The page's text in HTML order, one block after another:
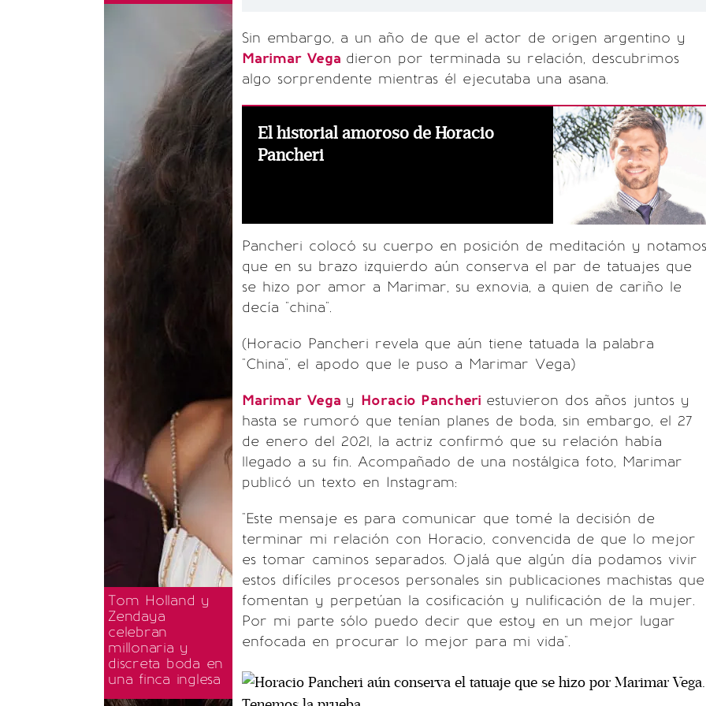
Tom Holland y
Zendaya
celebran
millonaria y
discreta boda en
una finca inglesa
Sin embargo, a un año de que el actor de origen argentino y
Marimar Vega dieron por terminada su relación, descubrimos
algo sorprendente mientras él ejecutaba una asana.
El historial amoroso de Horacio
Pancheri
Pancheri colocó su cuerpo en posición de meditación y notamos
que en su brazo izquierdo aún conserva el par de tatuajes que
se hizo por amor a Marimar, su exnovia, a quien de cariño le
decía "china".
(Horacio Pancheri revela que aún tiene tatuada la palabra
"China", el apodo que le puso a Marimar Vega)
Marimar Vega y Horacio Pancheri estuvieron dos años juntos y
hasta se rumoró que tenían planes de boda, sin embargo, el 27
de enero del 2021, la actriz confirmó que su relación había
llegado a su fin. Acompañado de una nostálgica foto, Marimar
publicó un texto en Instagram:
"Este mensaje es para comunicar que tomé la decisión de
terminar mi relación con Horacio, convencida de que lo mejor
es tomar caminos separados. Ojalá que algún día podamos vivir
estos difíciles procesos personales sin publicaciones machistas que
fomentan y perpetúan la cosificación y nulificación de la mujer.
Por mi parte sólo puedo decir que estoy en un mejor lugar
enfocada en procurar lo mejor para mi vida".